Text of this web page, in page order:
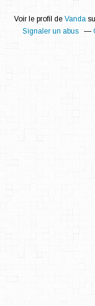
Voir le profil de Vanda
Signaler un abus